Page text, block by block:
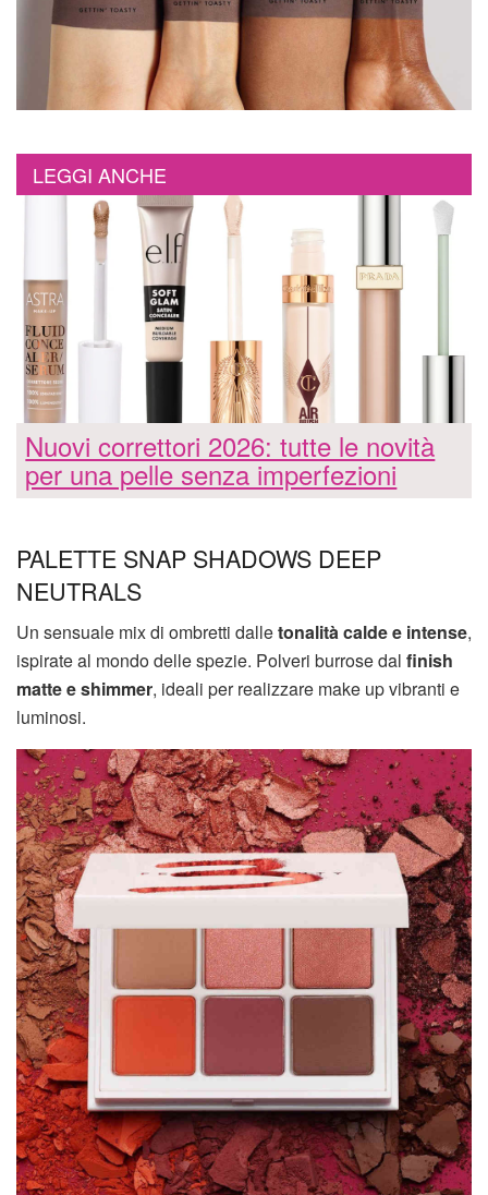
LEGGI ANCHE
Nuovi correttori 2026: tutte le novità
per una pelle senza imperfezioni
PALETTE SNAP SHADOWS DEEP
NEUTRALS
Un sensuale mix di ombretti dalletonalità calde e intense,
ispirate al mondo delle spezie. Polveri burrose dal finish
matte e shimmer, ideali per realizzare make up vibranti e
luminosi.